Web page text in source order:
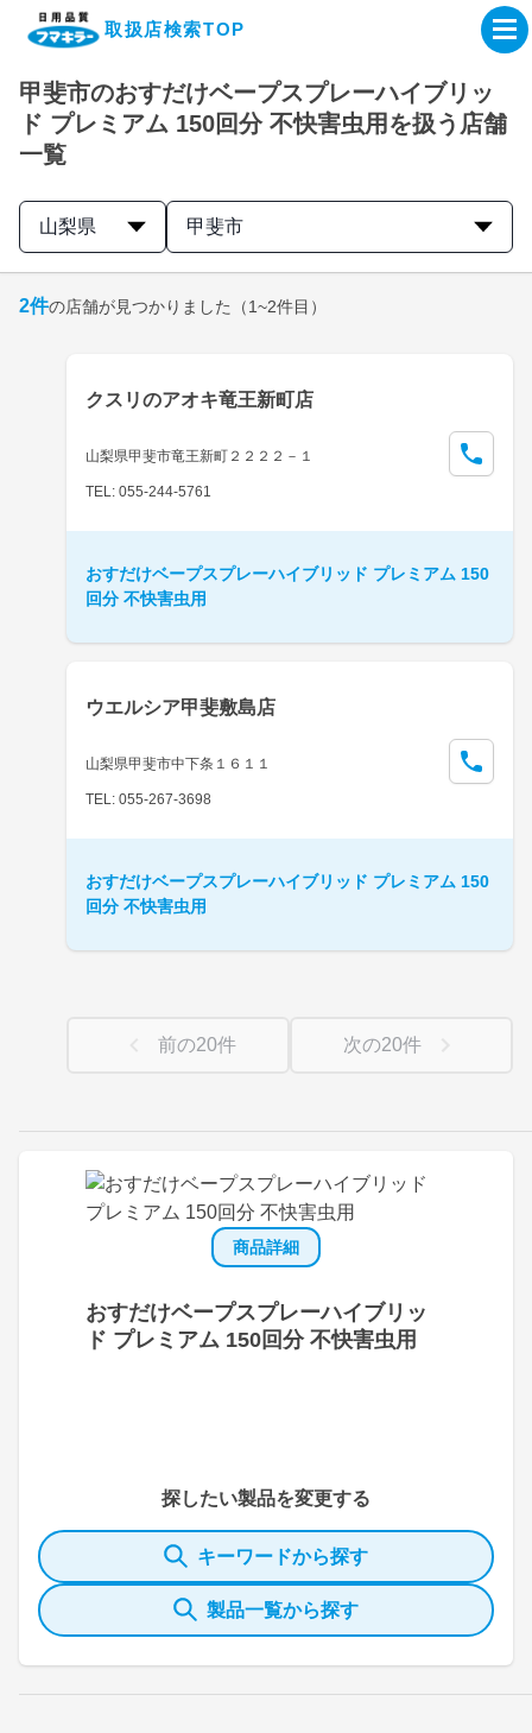
取扱店検索TOP
企業・IR情報サイト
オンラインショップ
製品検索はこちら
甲斐市のおすだけベープスプレーハイブリッ
ド プレミアム 150回分 不快害虫用を扱う店舗
一覧
山梨県 甲斐市
商品詳細
おすだけベープスプレーハイブリッ
ド プレミアム 150回分 不快害虫用
探したい製品を変更する
キーワードから探す
製品一覧から探す
2件の店舗が見つかりました （1~2件目）
クスリのアオキ竜王新町店
山梨県甲斐市竜王新町２２２２－１
TEL: 055-244-5761
おすだけベープスプレーハイブリッド プレミアム 150
回分 不快害虫用
ウエルシア甲斐敷島店
山梨県甲斐市中下条１６１１
TEL: 055-267-3698
おすだけベープスプレーハイブリッド プレミアム 150
回分 不快害虫用
前の20件 次の20件